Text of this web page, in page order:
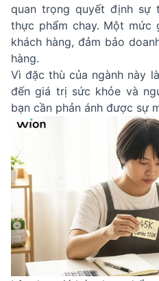
quan trọng quyết định sự
thực phẩm chay. Một
khách hàng, đảm bảo
hàng.
Vì đặc thù của ngành này
đến giá trị sức khỏe và
bạn cần phản ánh được sự